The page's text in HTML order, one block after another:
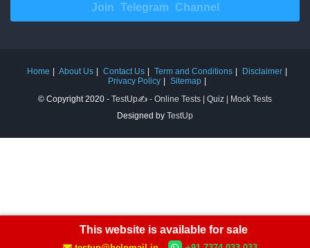
This website is available for sale
Join Telegram Channel
Home About Us Contact Us Term and Conditions
Disclaimer
Privacy Policy
Sitemap
© Copyright 2020 - TestUp✍️ - Online Tests | Quiz | Mock Tests
Designed by TestUp